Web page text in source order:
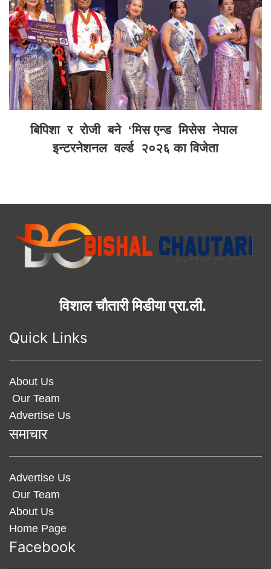
बिपिशा र रोजी बने ‘मिस एन्ड मिसेस नेपाल
इन्टरनेशनल वर्ल्ड २०२६ का विजेता
विशाल चौतारी मिडीया प्रा.ली.
Quick Links
About Us
Our Team
Advertise Us
समाचार
Advertise Us
Our Team
About Us
Home Page
Facebook